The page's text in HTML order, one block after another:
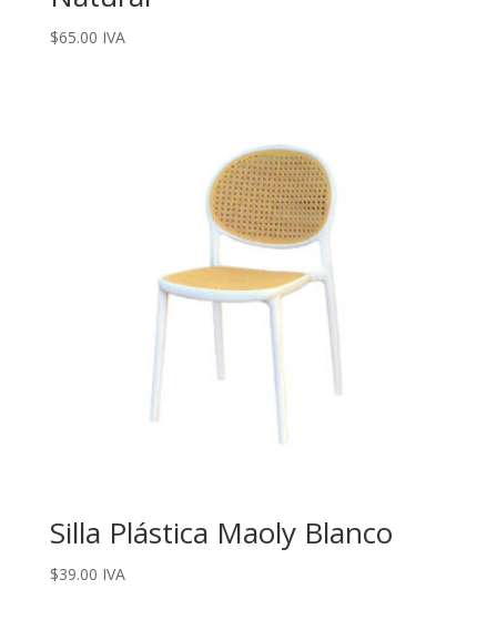
$65.00 IVA
Silla Plástica Maoly Blanco
$39.00 IVA